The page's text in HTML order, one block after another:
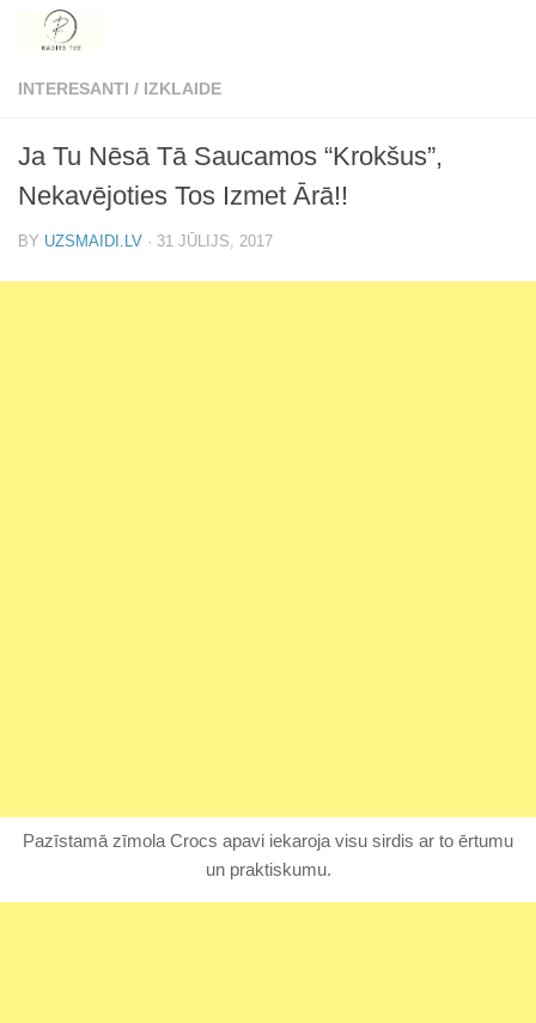
Skip to content
INTERESANTI / IZKLAIDE
Ja Tu Nēsā Tā Saucamos “Krokšus”,
Nekavējoties Tos Izmet Ārā!!
BY UZSMAIDI.LV · 31 JŪLIJS, 2017
Pazīstamā zīmola Crocs apavi iekaroja visu sirdis ar to ērtumu
un praktiskumu.